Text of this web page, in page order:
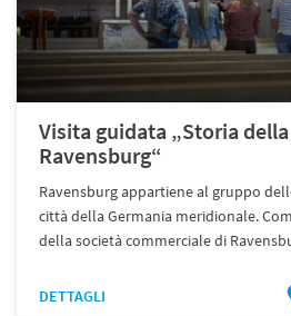
Visita guidata „Storia
Ravensburg“
Ravensburg appartiene al gruppo
città della Germania meridionale.
della società commerciale di
DETTAGLI